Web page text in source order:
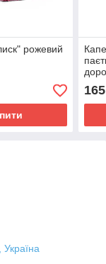
рожевий
165